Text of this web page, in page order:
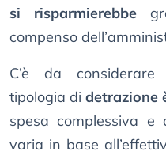
si risparmierebbe
compenso
C’è da
tipologia di detrazione
spesa complessiva
varia in base